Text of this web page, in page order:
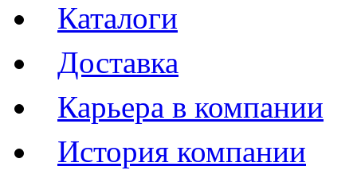
Каталоги
Доставка
Карьера в компании
История компании